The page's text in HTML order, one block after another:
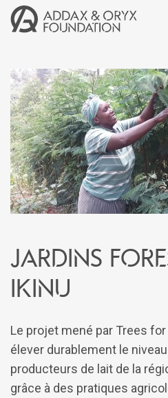
Jardins
Ikinu
Le projet mené par Trees
élever durablement le
producteurs de lait de la
grâce à des pratiques